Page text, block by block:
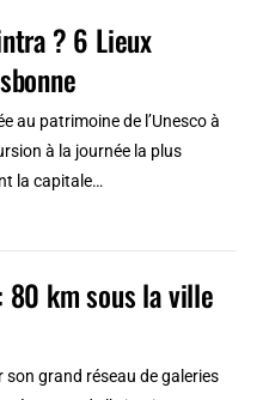
? 6 Lieux
au patrimoine de l’Unesco à
à la journée la plus
la capitale…
80 km sous la ville
son grand réseau de galeries